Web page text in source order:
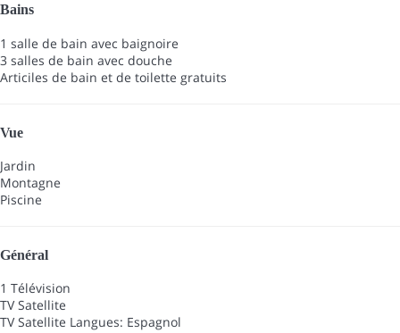
Bains
1 salle de bain avec baignoire
3 salles de bain avec douche
Articiles de bain et de toilette gratuits
Vue
Jardin
Montagne
Piscine
Général
1 Télévision
TV Satellite
TV Satellite Langues: Espagnol